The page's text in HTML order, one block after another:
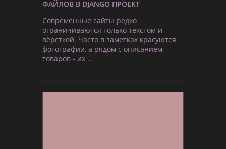
ФАЙЛОВ В DJANGO ПРОЕКТ
Современные сайты редко
ограничиваются только текстом и
вёрсткой. Часто в заметках красуются
фотографии, а рядом с описанием
товаров - их …